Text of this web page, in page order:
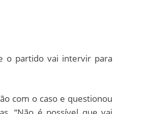
o partido vai intervir para
com o caso e questionou